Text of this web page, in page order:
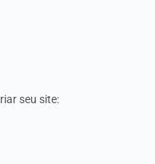
seu site: